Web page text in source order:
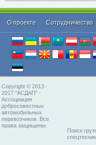
О проекте Cотрудничество
Copyright © 2013 -
2017 "АСДАП" -
Ассоциация
добросовестных
автомобильных
перевозчиков. Все
права защищены.
Поиск